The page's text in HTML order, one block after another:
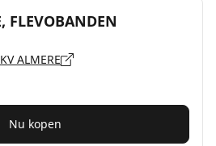
FLEVOBANDEN
ALMERE
Nu kopen